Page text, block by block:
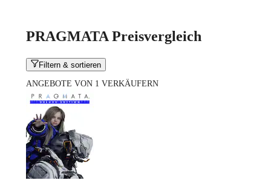
PRAGMATA Preisvergleich
Filtern & sortieren
ANGEBOTE VON 1 VERKÄUFERN